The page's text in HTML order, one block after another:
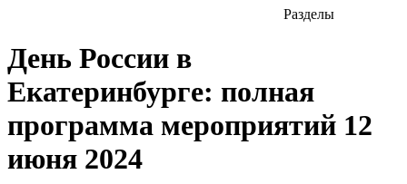
Разделы
День России в
Екатеринбурге: полная
программа мероприятий 12
июня 2024